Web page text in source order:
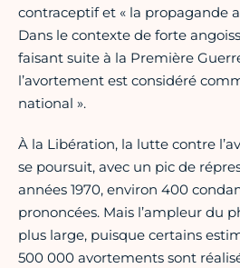
contraceptif et « la propagande
Dans le contexte de forte
faisant suite à la Première
l’avortement est considéré
national ».
À la Libération, la lutte contre
se poursuit, avec un pic de
années 1970, environ 400
prononcées. Mais l’ampleur du
plus large, puisque certains
500 000 avortements sont